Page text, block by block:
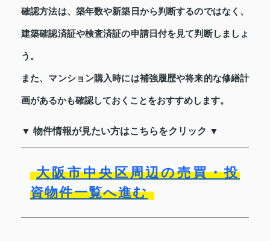
確認方法は、築年数や新築日から判断するのではなく、
建築確認済証や検査済証の申請日付を見て判断しましょ
う。
また、マンション購入時には補強履歴や将来的な修繕計
画があるかも確認しておくことをおすすめします。
▼ 物件情報が見たい方はこちらをクリック ▼
大阪市中央区周辺の売買・投
資物件一覧へ進む